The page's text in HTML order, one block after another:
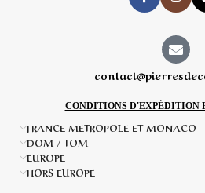
CONDITIONS D'EXPÉDITION
FRANCE METROPOLE ET MONACO
DOM / TOM
EUROPE
HORS EUROPE